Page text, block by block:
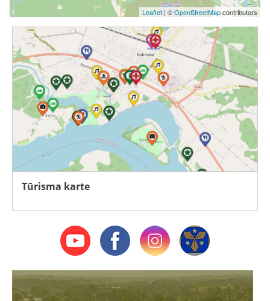
Leaflet| ©OpenStreetMapcontributors
Tūrisma karte